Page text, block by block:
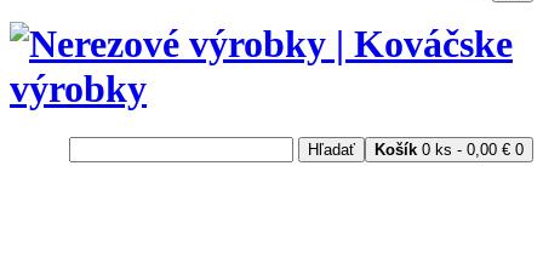
Košík 0 ks - 0,00 € 0
Hľadať